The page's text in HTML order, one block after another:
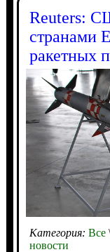
Reuters:
странами
ракетных
Категория: Все
новости